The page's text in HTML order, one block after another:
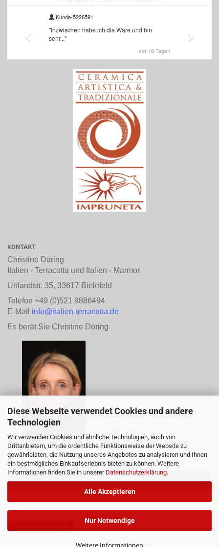
Diese Webseite verwendet Cookies und andere
Technologien
Wir verwenden Cookies und ähnliche Technologien, auch von
Drittanbietern, um die ordentliche Funktionsweise der Website zu
gewährleisten, die Nutzung unseres Angebotes zu analysieren und Ihnen
ein bestmögliches Einkaufserlebnis bieten zu können. Weitere
Informationen finden Sie in unserer Datenschutzerklärung.
Alle Akzeptieren
Nur Notwendige
KONTAKT
Christine Döring
Italien - Terracotta und Italien - Marmor
Uhlandstr. 35, 33617 Bielefeld
Telefon +49 (0)521 9886494
E-Mail info@italien-terracotta.de
Es berät Sie Christine Döring